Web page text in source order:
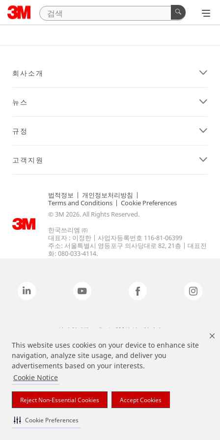
This website uses cookies on your device to enhance site
navigation, analyze site usage, and deliver you
advertisements based on your interests.
Cookie Notice
Reject Non-Essential Cookies Accept Cookies
Cookie Preferences
회사소개
뉴스
규정
고객지원
법적정보 | 개인정보처리방침 |
Terms and Conditions | Cookie Preferences
© 3M 2026. All Rights Reserved.
한국쓰리엠 ㈜
대표자 : 이정한 | 사업자등록번호 116-81-06399
주소: 서울특별시 영등포구 의사당대로 82, 21층 | 대표전
화: 080-033-4114.
상기 열거된 브랜드는 3M의 상표입니다.